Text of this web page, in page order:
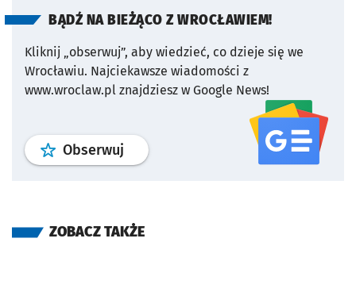
BĄDŹ NA BIEŻĄCO Z WROCŁAWIEM!
Kliknij „obserwuj”, aby wiedzieć, co dzieje się we
Wrocławiu. Najciekawsze wiadomości z
www.wroclaw.pl znajdziesz w Google News!
Obserwuj profil serwisu
ZOBACZ TAKŻE